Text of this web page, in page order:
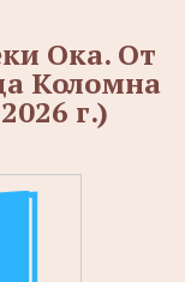
Ока. От
Коломна
г.)